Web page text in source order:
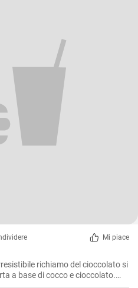
Mi piace
richiamo del cioccolato si
a base di cocco e cioccolato.
è un dolce che non delude mai,